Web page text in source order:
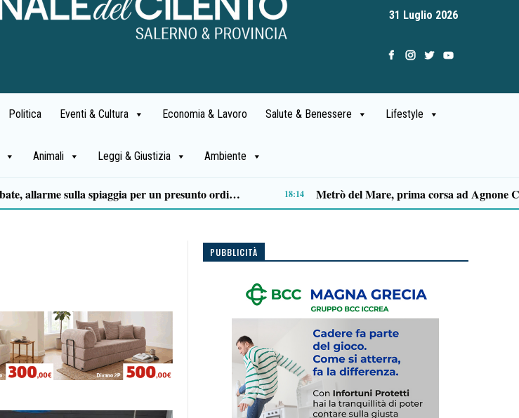
31 Luglio 2026
Politica Eventi & Cultura Economia & Lavoro Salute & Benessere Lifestyle
Animali Leggi & Giustizia Ambiente
Premio Terre del Bussento, si alza il sipario: stasera Roberto Fico apre l’11ª edizione 14:35 Capaccio Paestum spazio di legalità: oltre 43 ettari di beni confiscati destinati a progetti sociali 14:14
PUBBLICITÀ